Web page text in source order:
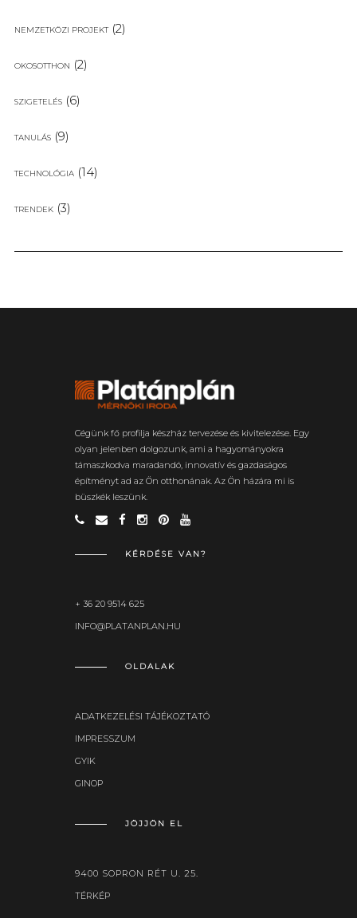
NEMZETKÖZI PROJEKT(2)
OKOSOTTHON (2)
SZIGETELÉS(6)
TANULÁS(9)
TECHNOLÓGIA(14)
TRENDEK(3)
Cégünk fő profilja készház tervezése és kivitelezése. Egy
olyan jelenben dolgozunk, ami a hagyományokra
támaszkodva maradandó, innovatív és gazdaságos
építményt ad az Ön otthonának. Az Ön házára mi is
büszkék leszünk.
KÉRDÉSE VAN?
+ 36 20 9514 625
INFO@PLATANPLAN.HU
OLDALAK
ADATKEZELÉSI TÁJÉKOZTATÓ
IMPRESSZUM
GYIK
GINOP
JÖJJÖN EL
9400 SOPRON RÉT U. 25.
TÉRKÉP